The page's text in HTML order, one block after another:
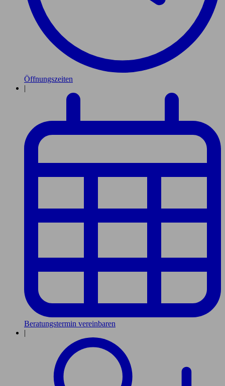
Öffnungszeiten
|
Beratungstermin vereinbaren
|